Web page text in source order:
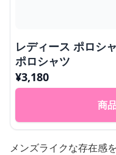
レディース ポロシ
ポロシャツ
¥3,180
商
メンズライクな存在感